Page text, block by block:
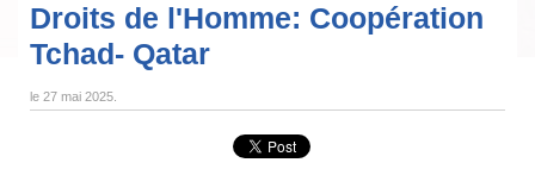
Droits de l'Homme: Coopération
Tchad- Qatar
le 27 mai 2025